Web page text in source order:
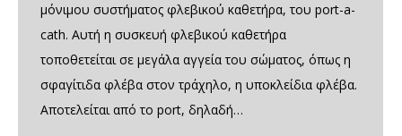
μόνιμου συστήματος φλεβικού καθετήρα, του port-a-
cath. Αυτή η συσκευή φλεβικού καθετήρα
τοποθετείται σε μεγάλα αγγεία του σώματος, όπως η
σφαγίτιδα φλέβα στον τράχηλο, η υποκλείδια φλέβα.
Αποτελείται από το port, δηλαδή…